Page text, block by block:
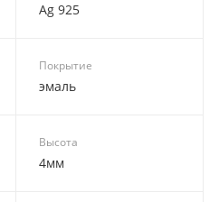
Ag 925
Покрытие
эмаль
Высота
4мм